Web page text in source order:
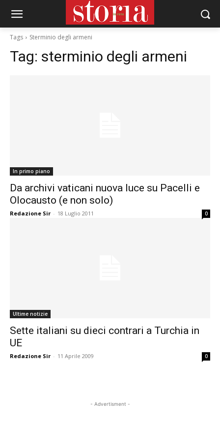
Tags Sterminio degli armeni
Tag: sterminio degli armeni
In primo piano
Da archivi vaticani nuova luce su Pacelli e
Olocausto (e non solo)
Redazione Sir - 18 Luglio 2011 0
Ultime notizie
Sette italiani su dieci contrari a Turchia in
UE
Redazione Sir - 11 Aprile 2009 0
- Advertisment -